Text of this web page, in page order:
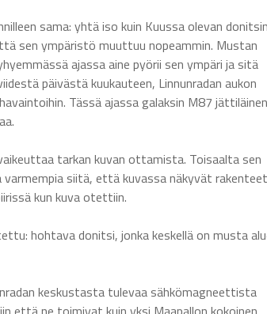
sama: yhtä iso kuin Kuussa olevan
sen ympäristö muuttuu nopeammin. Mustan
ajassa aine pyörii sen ympäri ja sitä
päivästä kuukauteen, Linnunradan aukon
Tässä ajassa galaksin M87
tarkan kuvan ottamista. Toisaalta sen
siitä, että kuvassa näkyvät rakenteet
kun kuva otettiin.
hohtava donitsi, jonka keskellä on musta
keskustasta tulevaa sähkömagneettista